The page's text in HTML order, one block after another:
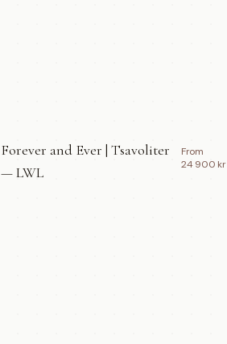
Forever and Ever | Tsavoliter
— LWL
From
24 900 kr